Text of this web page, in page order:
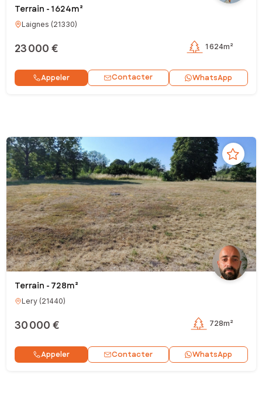
Terrain - 1 624m²
Laignes (21330)
23 000 € 1 624m²
Appeler Contacter WhatsApp
Terrain - 728m²
Lery(21440)
30 000 € 728m²
Appeler Contacter WhatsApp